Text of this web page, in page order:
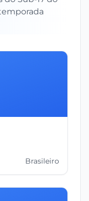
Brasileiro